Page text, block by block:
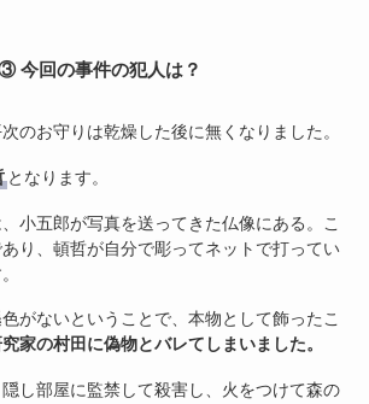
今回の事件の犯人は？
のお守りは乾燥した後に無くなりました。
となります。
小五郎が写真を送ってきた仏像にある。こ
り、頓哲が自分で彫ってネットで打ってい
がないということで、本物として飾ったこ
家の村田に偽物とバレてしまいました。
し部屋に監禁して殺害し、火をつけて森の